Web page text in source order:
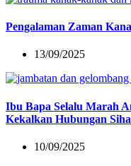
Pengalaman Zaman
13/09/2025
Ibu Bapa Selalu Marah
Kekalkan Hubungan
10/09/2025